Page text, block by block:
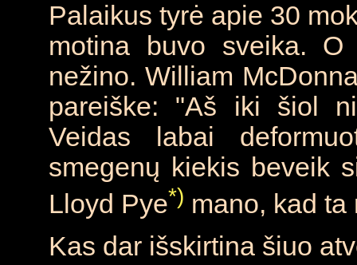
Palaikus tyrė apie 30
motina buvo sveika.
nežino. William
pareiške: "Aš iki šiol
Veidas labai
smegenų kiekis beveik
Lloyd Pye*) mano, kad
Kas dar išskirtina šiuo